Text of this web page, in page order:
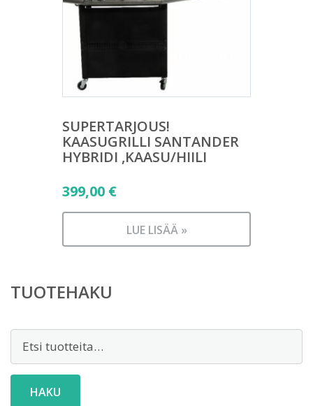
SUPERTARJOUS!
KAASUGRILLI SANTANDER
HYBRIDI ,KAASU/HIILI
399,00 €
LUE LISÄÄ »
TUOTEHAKU
Etsi:
HAKU